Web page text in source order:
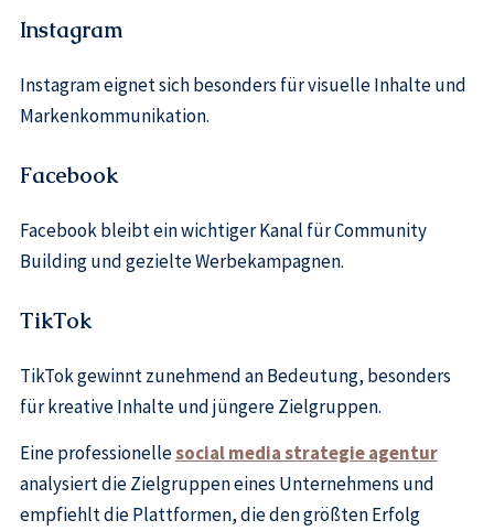
Instagram
Instagram eignet sich besonders für visuelle Inhalte und
Markenkommunikation.
Facebook
Facebook bleibt ein wichtiger Kanal für Community
Building und gezielte Werbekampagnen.
TikTok
TikTok gewinnt zunehmend an Bedeutung, besonders
für kreative Inhalte und jüngere Zielgruppen.
Eine professionellesocial media strategie agentur
analysiert die Zielgruppen eines Unternehmens und
empfiehlt die Plattformen, die den größten Erfolg